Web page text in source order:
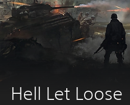
Hell Let Loose